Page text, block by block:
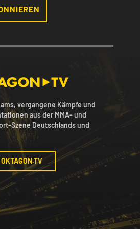
vergangene Kämpfe und
aus der MMA- und
Szene Deutschlands und